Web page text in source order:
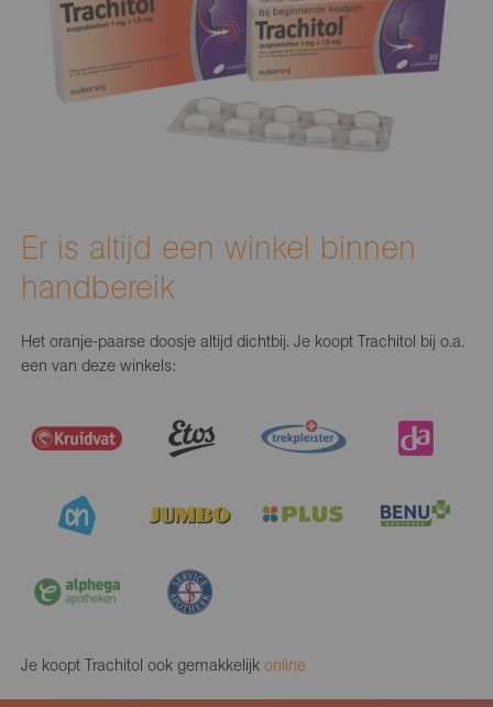
Er is altijd een winkel binnen
handbereik
Het oranje-paarse doosje altijd dichtbij. Je koopt Trachitol bij o.a.
een van deze winkels:
Je koopt Trachitol ook gemakkelijk online